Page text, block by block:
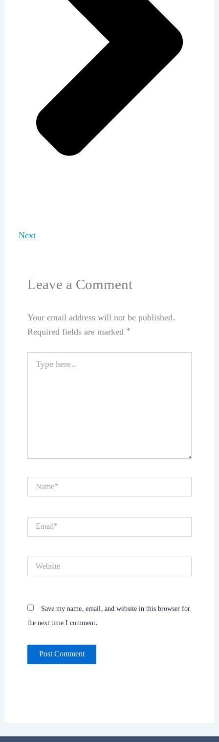
Next
Leave a Comment
Your email address will not be published.
Required fields are marked *
here..
Name*
Email*
Website
Save my name, email, and website in this browser for
the next time I comment.